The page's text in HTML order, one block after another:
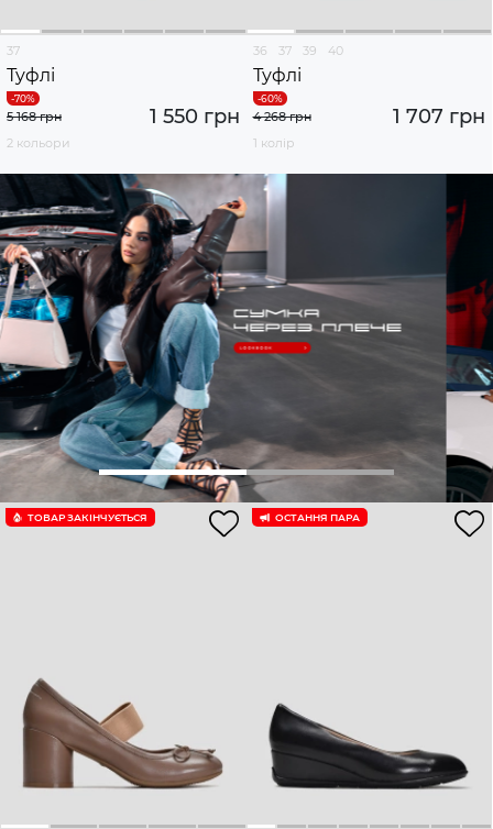
37
Туфлі
1 550 грн
5 168 грн
2 кольори
36 37 39 40
Туфлі
1 707 грн
4 268 грн
1 колір
ТОВАР ЗАКІНЧУЄTЬСЯ ОСТАННЯ ПАРА